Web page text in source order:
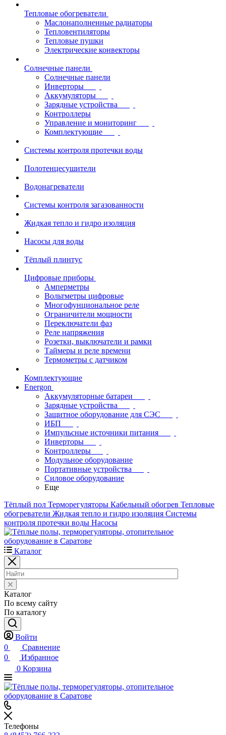
Тепловые обогреватели
Маслонаполненные радиаторы
Тепловентиляторы
Тепловые пушки
Электрические конвекторы
Солнечные панели
Солнечные панели
Инверторы
Аккумуляторы
Зарядные устройства
Контроллеры
Управление и мониторинг
Комплектующие
Системы контроля протечки воды
Полотенцесушители
Водонагреватели
Системы контроля загазованности
Жидкая тепло и гидро изоляция
Насосы для воды
Тёплый плинтус
Цифровые приборы
Амперметры
Вольтметры цифровые
Многофунциональное реле
Ограничители мощности
Переключатели фаз
Реле напряжения
Розетки, выключатели и рамки
Таймеры и реле времени
Термометры c датчиком
Комплектующие
Energon
Аккумуляторные батареи
Зарядные устройства
Защитное оборудование для СЭС
ИБП
Импульсные источники питания
Инверторы
Контроллеры
Модульное оборудование
Портативные устройства
Силовое оборудование
Еще
Тёплый пол Терморегуляторы Кабельный обогрев Тепловые
обогреватели Жидкая тепло и гидро изоляция Системы
контроля протечки воды Насосы
Каталог
Каталог
По всему сайту
По каталогу
Войти
0
Сравнение
0
Избранное
0 Корзина
Телефоны